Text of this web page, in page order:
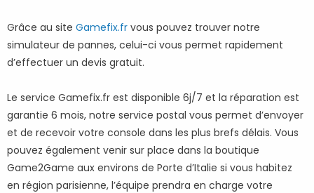
Grâce au site Gamefix.fr vous pouvez trouver notre
simulateur de pannes, celui-ci vous permet rapidement
d’effectuer un devis gratuit.
Le service Gamefix.fr est disponible 6j/7 et la réparation est
garantie 6 mois, notre service postal vous permet d’envoyer
et de recevoir votre console dans les plus brefs délais. Vous
pouvez également venir sur place dans la boutique
Game2Game aux environs de Porte d’Italie si vous habitez
en région parisienne, l’équipe prendra en charge votre